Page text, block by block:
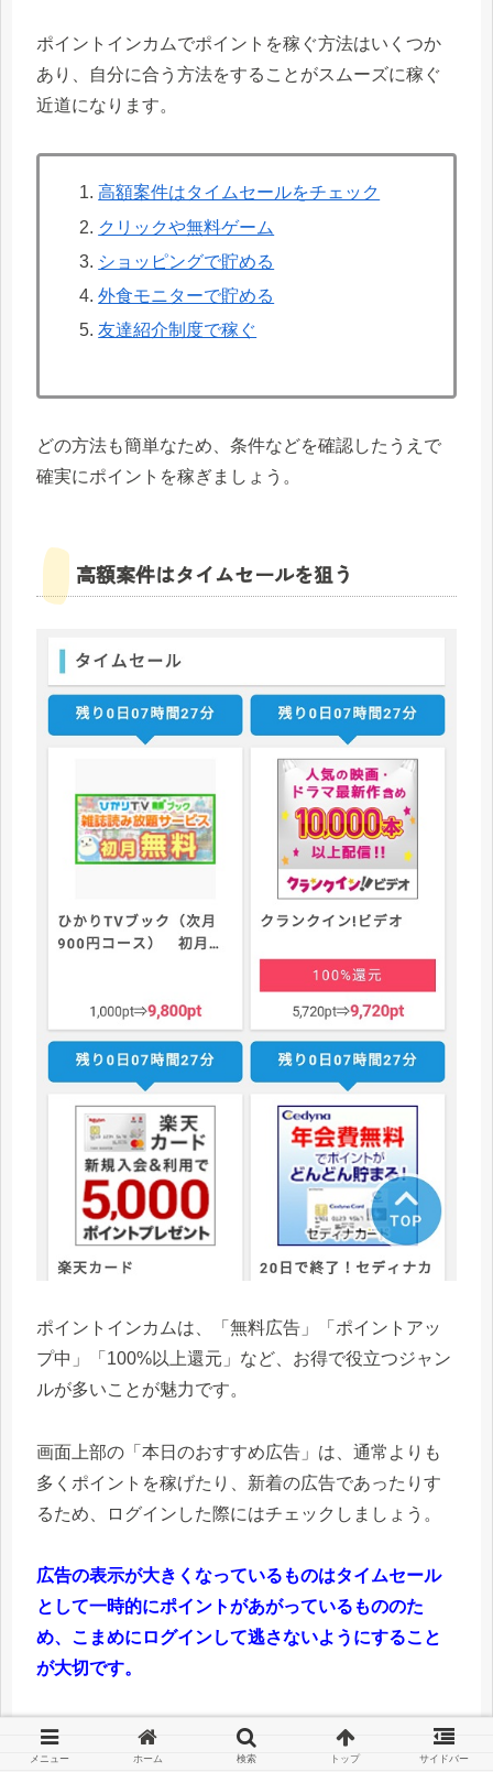
ポイントインカムでポイントを稼ぐ方法はいくつか
あり、自分に合う方法をすることがスムーズに稼ぐ
近道になります。
高額案件はタイムセールをチェック
クリックや無料ゲーム
ショッピングで貯める
外食モニターで貯める
友達紹介制度で稼ぐ
どの方法も簡単なため、条件などを確認したうえで
確実にポイントを稼ぎましょう。
高額案件はタイムセールを狙う
ポイントインカムは、「無料広告」「ポイントアッ
プ中」「100%以上還元」など、お得で役立つジャン
ルが多いことが魅力です。
画面上部の「本日のおすすめ広告」は、通常よりも
多くポイントを稼げたり、新着の広告であったりす
るため、ログインした際にはチェックしましょう。
広告の表示が大きくなっているものはタイムセール
として一時的にポイントがあがっているもののた
め、こまめにログインして逃さないようにすること
が大切です。
クリックや無料ゲームは豊富
メニュー ホーム 検索 トップ サイドバー